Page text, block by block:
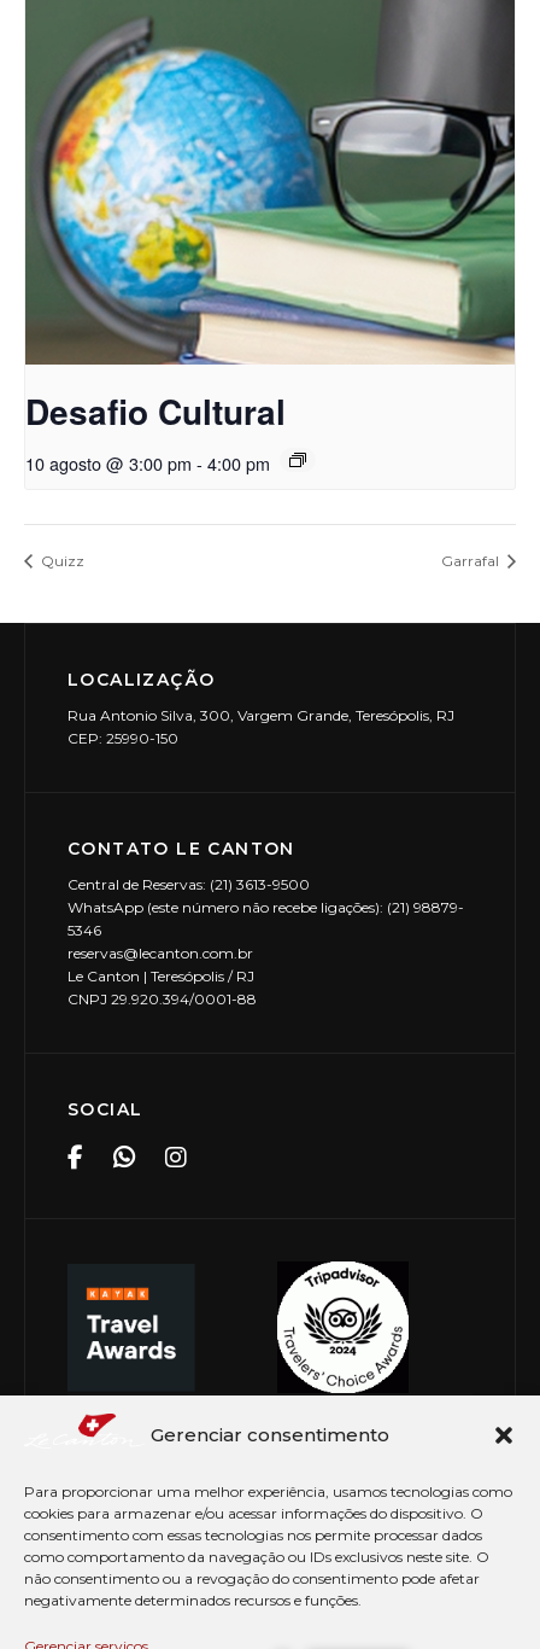
Gerenciar consentimento
Para proporcionar uma melhor experiência, usamos tecnologias como
cookies para armazenar e/ou acessar informações do dispositivo. O
consentimento com essas tecnologias nos permite processar dados
como comportamento da navegação ou IDs exclusivos neste site. O
não consentimento ou a revogação do consentimento pode afetar
negativamente determinados recursos e funções.
Desafio Cultural
10 agosto @ 3:00 pm - 4:00 pm
Quizz Garrafal
LOCALIZAÇÃO
Rua Antonio Silva, 300, Vargem Grande, Teresópolis, RJ
CEP: 25990-150
CONTATO LE CANTON
Central de Reservas: (21) 3613-9500
WhatsApp (este número não recebe ligações): (21) 98879-
5346
reservas@lecanton.com.br
Le Canton | Teresópolis / RJ
CNPJ 29.920.394/0001-88
SOCIAL
© Copyright 2026 Le Canton. Todos os direitos